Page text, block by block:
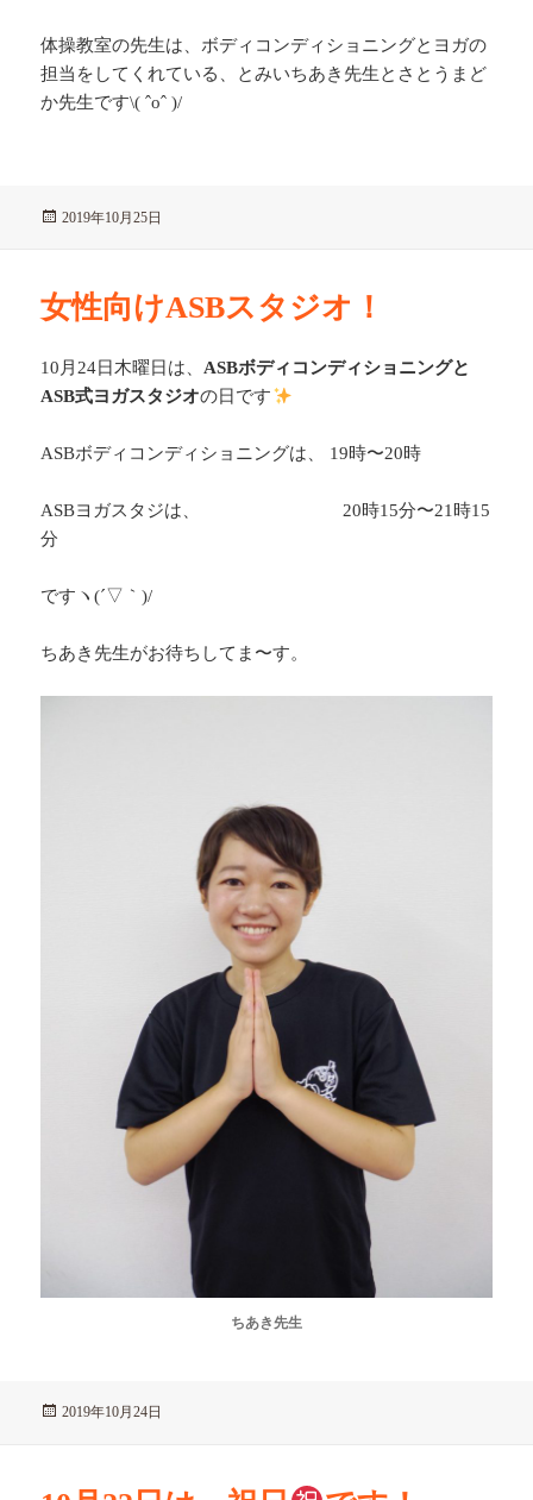
体操教室の先生は、ボディコンディショニングとヨガの
担当をしてくれている、とみいちあき先生とさとうまど
か先生です\( ˆoˆ )/
投
2019年10月25日
女性向けASBスタジオ！
10月24日木曜日は、ASBボディコンディショニングと
ASB式ヨガスタジオの日です
ASBボディコンディショニングは、 19時〜20時
ASBヨガスタジは、 20時15分〜21時15
分
ですヽ(´▽｀)/
ちあき先生がお待ちしてま〜す。
ちあき先生
投
2019年10月24日